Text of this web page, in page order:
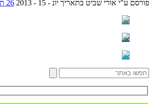
פורסם ע"י אורי שביט בתאריך יונ - 15 - 2013 26 תגובות